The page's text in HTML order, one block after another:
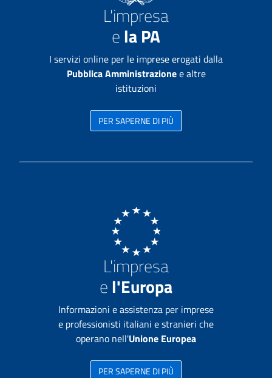
L'impresa
ela PA
I servizi online per le imprese erogati dalla
Pubblica Amministrazionee altre
istituzioni
PER SAPERNE DI PIÙ
L'impresa
el'Europa
Informazioni e assistenza per imprese
e professionisti italiani e stranieri che
operano nell'Unione Europea
PER SAPERNE DI PIÙ